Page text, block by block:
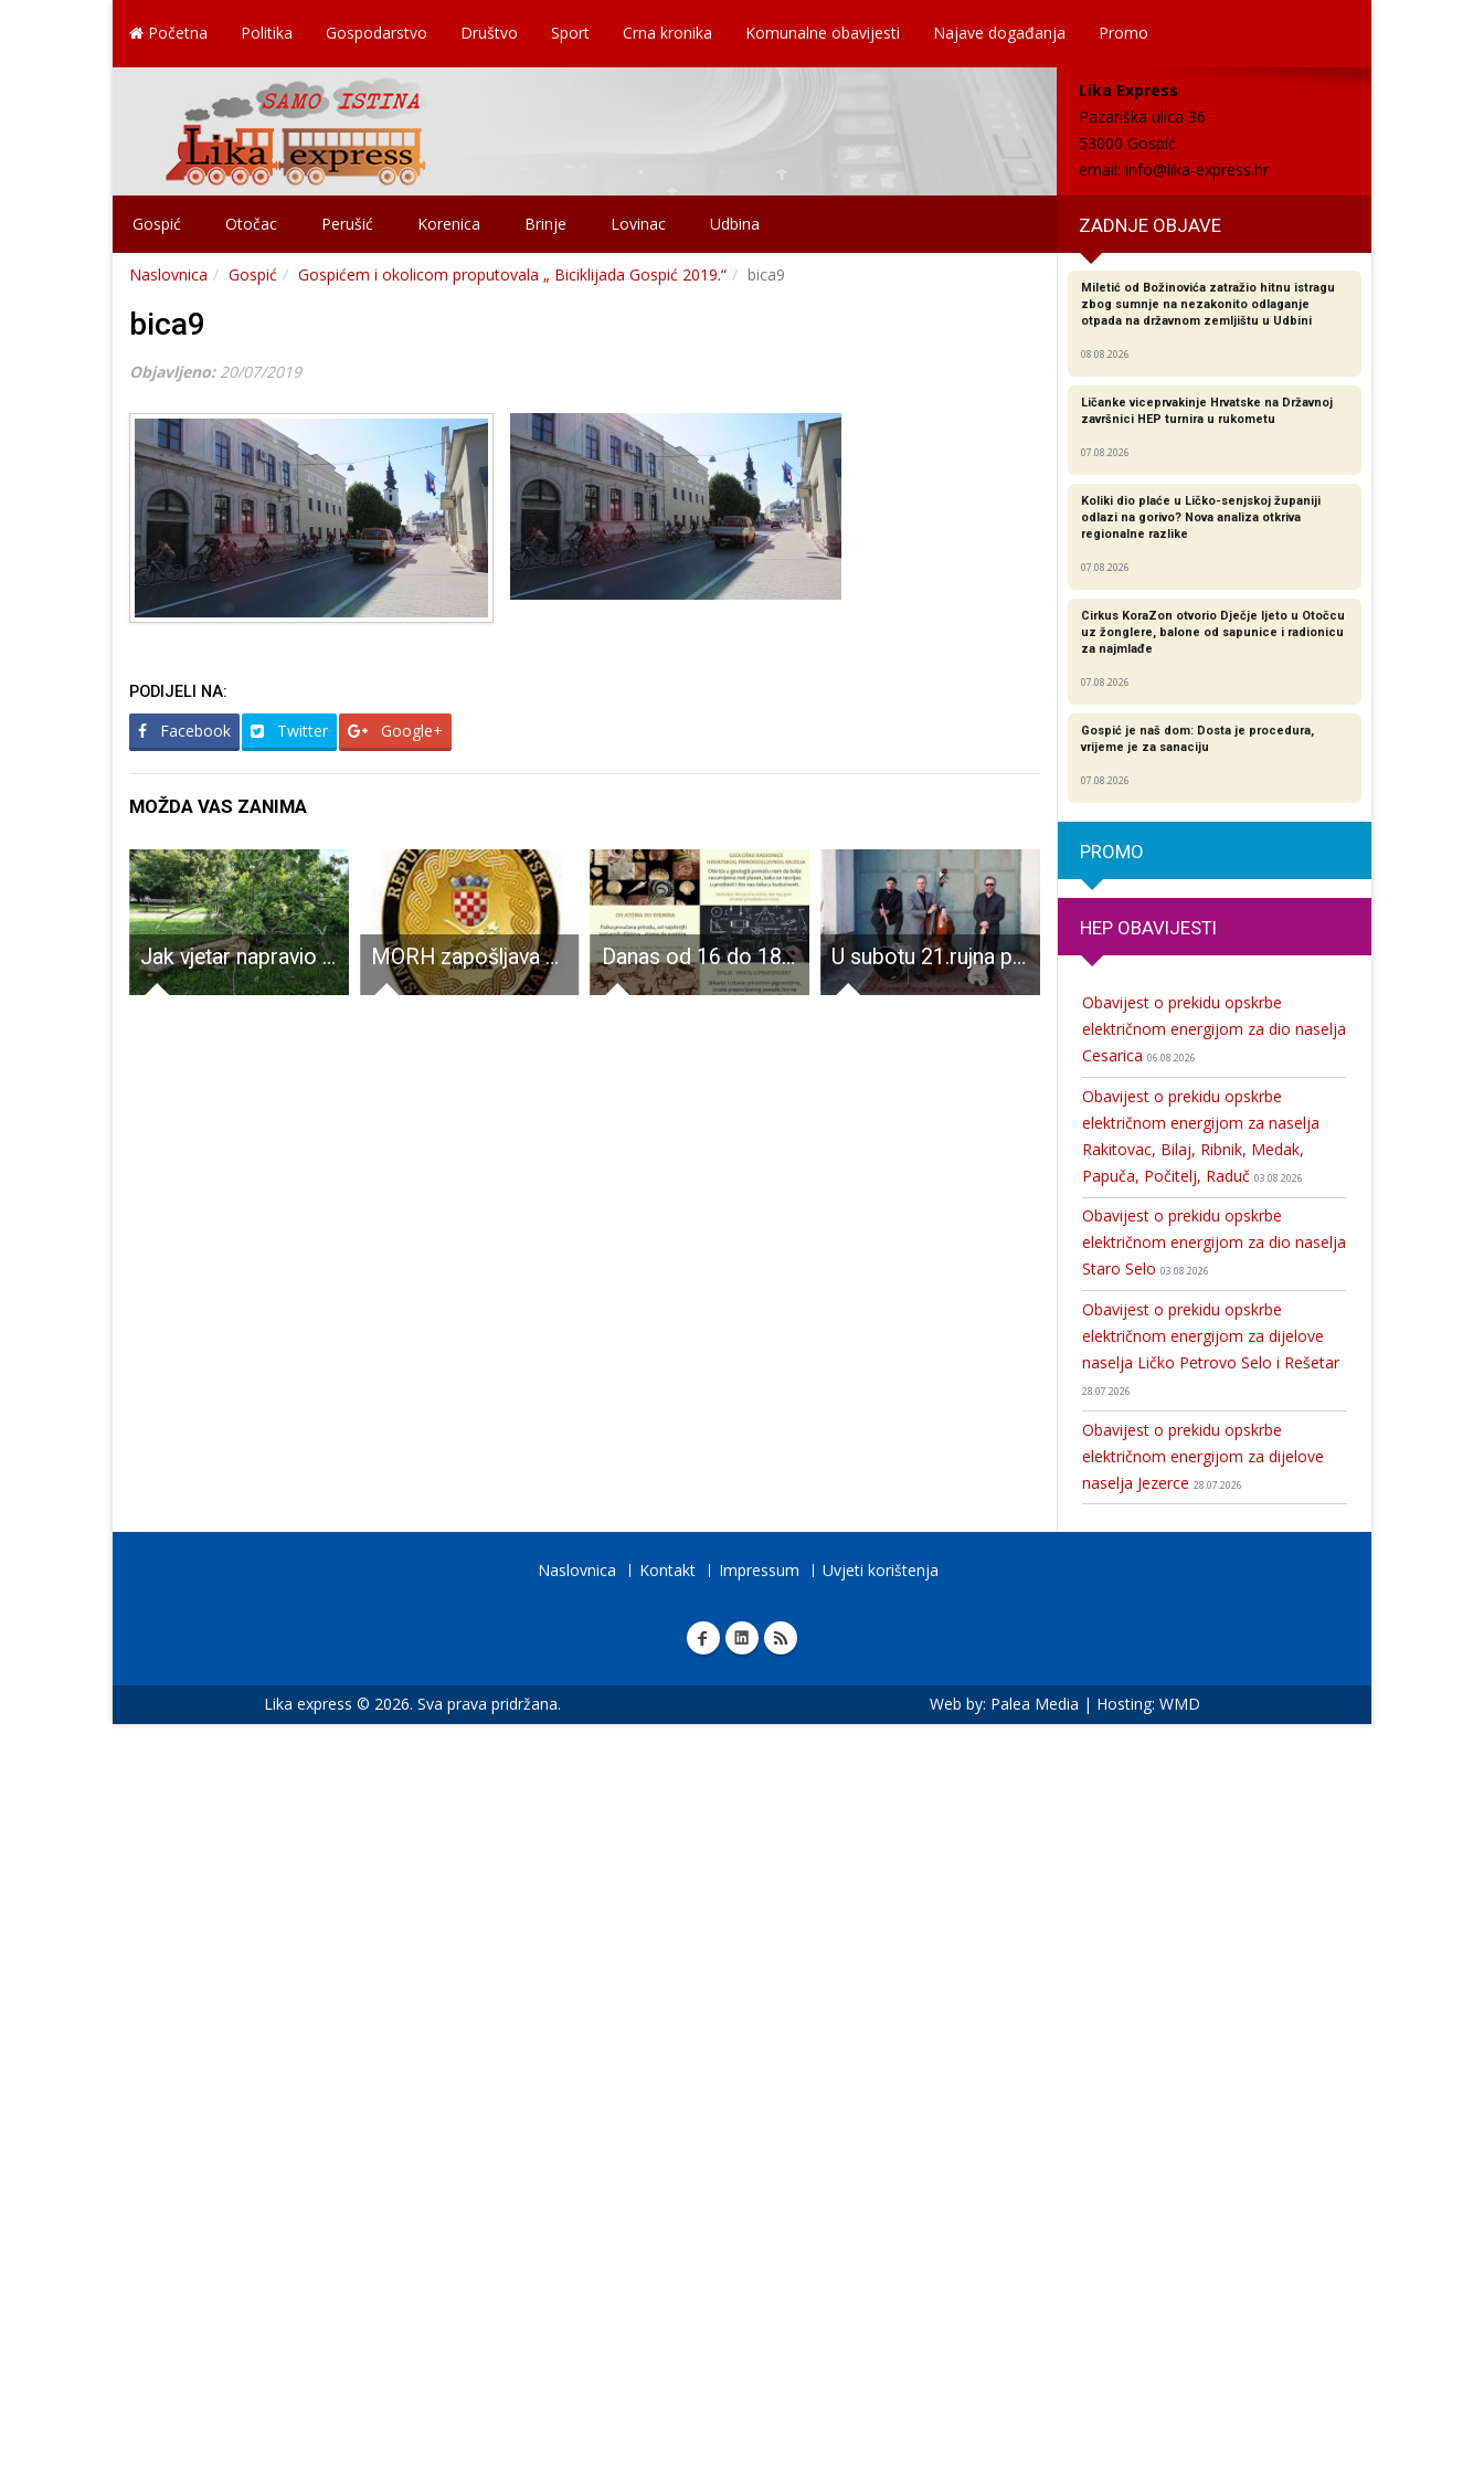
Početna Politika Gospodarstvo Društvo Sport Crna kronika Komunalne obavijesti Najave događanja Promo
Lika Express
Pazariška ulica 36
53000 Gospić
email: info@lika-express.hr
Gospić Otočac Perušić Korenica Brinje Lovinac Udbina ZADNJE OBJAVE
Naslovnica Gospić Gospićem i okolicom proputovala „ Biciklijada Gospić 2019.“ bica9
bica9
Objavljeno: 20/07/2019
PODIJELI NA:
Facebook Twitter Google+
MOŽDA VAS ZANIMA
Jak vjetar napravio manje štete i u Gospiću MORH zapošljava 11 doktora medicine Danas od 16 do 18 sati u perušićkoj osnovnoj školi održavaju se radionice za djecu Znanstveni piknik U subotu 21.rujna provedite večer u Harvesteru uz zadarske Jimmy shakerse Održavaju se majstorski ispiti
Miletić od Božinovića zatražio hitnu istragu
zbog sumnje na nezakonito odlaganje
otpada na državnom zemljištu u Udbini
08.08.2026
Ličanke viceprvakinje Hrvatske na Državnoj
završnici HEP turnira u rukometu
07.08.2026
Koliki dio plaće u Ličko-senjskoj županiji
odlazi na gorivo? Nova analiza otkriva
regionalne razlike​
07.08.2026
Cirkus KoraZon otvorio Dječje ljeto u Otočcu
uz žonglere, balone od sapunice i radionicu
za najmlađe
07.08.2026
Gospić je naš dom: Dosta je procedura,
vrijeme je za sanaciju
07.08.2026
PROMO
HEP OBAVIJESTI
Obavijest o prekidu opskrbe
električnom energijom za dio naselja
Cesarica 06.08.2026
Obavijest o prekidu opskrbe
električnom energijom za naselja
Rakitovac, Bilaj, Ribnik, Medak,
Papuča, Počitelj, Raduč 03.08.2026
Obavijest o prekidu opskrbe
električnom energijom za dio naselja
Staro Selo 03.08.2026
Obavijest o prekidu opskrbe
električnom energijom za dijelove
naselja Ličko Petrovo Selo i Rešetar
28.07.2026
Obavijest o prekidu opskrbe
električnom energijom za dijelove
naselja Jezerce 28.07.2026
Naslovnica Kontakt Impressum Uvjeti korištenja
Lika express © 2026. Sva prava pridržana. Web by: Palea Media | Hosting: WMD